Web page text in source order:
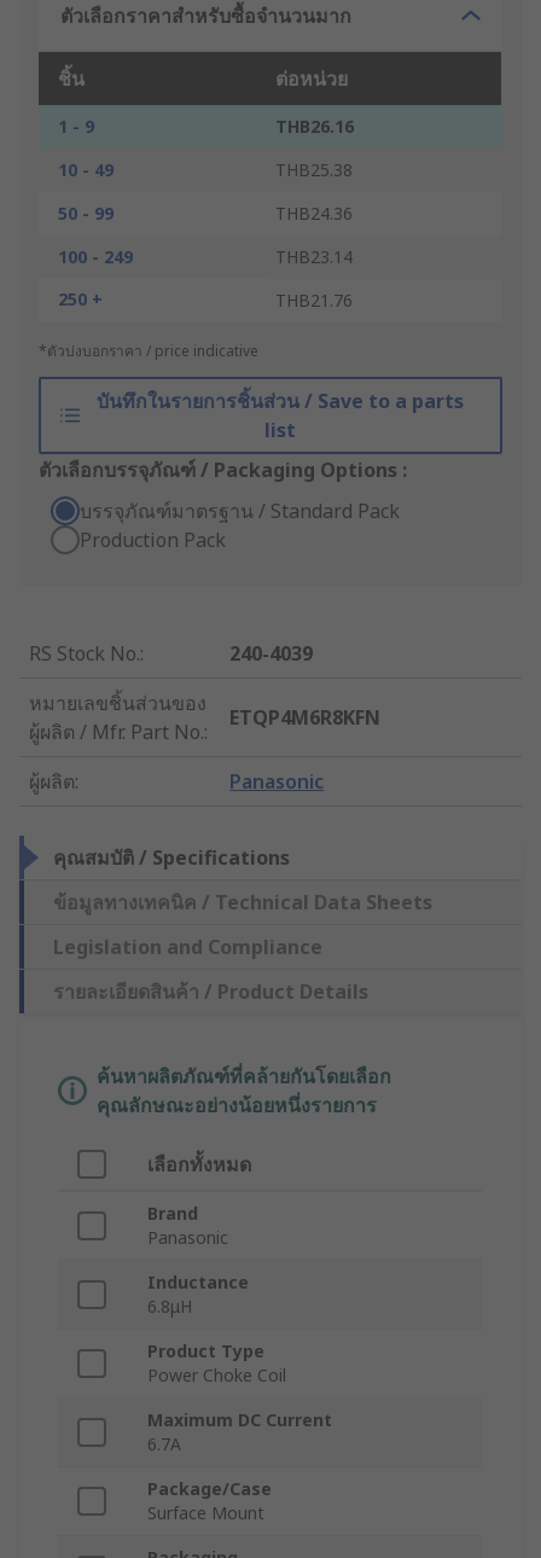
ตัวเลือกราคาสำหรับซื้อจำนวนมาก
ชิ้น ต่อหน่วย
1 - 9
THB26.16
10 - 49
THB25.38
50 - 99
THB24.36
100 - 249
THB23.14
250 +
THB21.76
*ตัวบ่งบอกราคา / price indicative
บันทึกในรายการชิ้นส่วน / Save to a parts
list
ตัวเลือกบรรจุภัณฑ์ / Packaging Options :
บรรจุภัณฑ์มาตรฐาน / Standard Pack
Production Pack
RS Stock No.:
240-4039
หมายเลขชิ้นส่วนของ
ผู้ผลิต / Mfr. Part No.:
ETQP4M6R8KFN
ผู้ผลิต: Panasonic
คุณสมบัติ / Specifications
ข้อมูลทางเทคนิค / Technical Data Sheets
Legislation and Compliance
รายละเอียดสินค้า / Product Details
ค้นหาผลิตภัณฑ์ที่คล้ายกันโดยเลือก
คุณลักษณะอย่างน้อยหนึ่งรายการ
เลือกทั้งหมด
Brand
Panasonic
Inductance
6.8μH
Product Type
Power Choke Coil
Maximum DC Current
6.7A
Package/Case
Surface Mount